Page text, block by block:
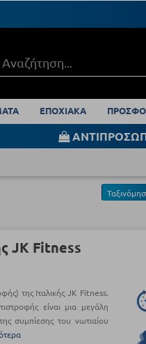
ΕΠΟΧΙΑΚΑ
JK Fitness
της Ιταλικής JK Fitness.
είναι μια μεγάλη
συμπίεσης του νωτιαίου